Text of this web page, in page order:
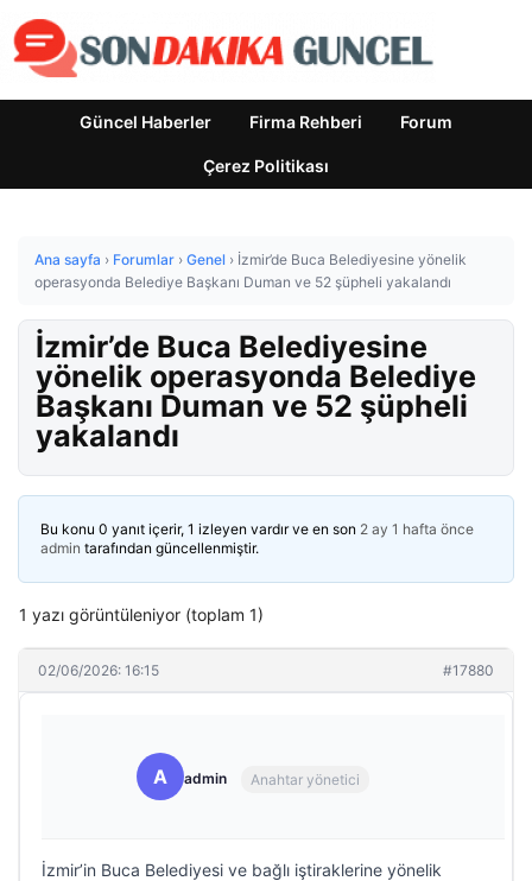
Güncel Haberler Firma Rehberi Forum
Çerez Politikası
Ana sayfa › Forumlar › Genel › İzmir’de Buca Belediyesine yönelik
operasyonda Belediye Başkanı Duman ve 52 şüpheli yakalandı
İzmir’de Buca Belediyesine
yönelik operasyonda Belediye
Başkanı Duman ve 52 şüpheli
yakalandı
Bu konu 0 yanıt içerir, 1 izleyen vardır ve en son 2 ay 1 hafta önce
admin tarafından güncellenmiştir.
1 yazı görüntüleniyor (toplam 1)
02/06/2026: 16:15 #17880
A admin Anahtar yönetici
İzmir’in Buca Belediyesi ve bağlı iştiraklerine yönelik